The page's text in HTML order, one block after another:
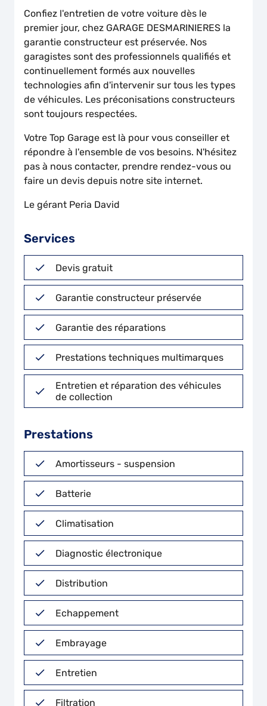
Confiez l'entretien de votre voiture dès le
premier jour, chez GARAGE DESMARINIERES la
garantie constructeur est préservée. Nos
garagistes sont des professionnels qualifiés et
continuellement formés aux nouvelles
technologies afin d'intervenir sur tous les types
de véhicules. Les préconisations constructeurs
sont toujours respectées.
Votre Top Garage est là pour vous conseiller et
répondre à l'ensemble de vos besoins. N'hésitez
pas à nous contacter, prendre rendez-vous ou
faire un devis depuis notre site internet.
Le gérant Peria David
Services
Devis gratuit
Garantie constructeur préservée
Garantie des réparations
Prestations techniques multimarques
Entretien et réparation des véhicules
de collection
Prestations
Amortisseurs - suspension
Batterie
Climatisation
Diagnostic électronique
Distribution
Echappement
Embrayage
Entretien
Filtration